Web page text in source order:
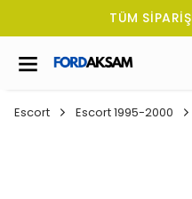
TÜM
Escort Escort 1995-2000